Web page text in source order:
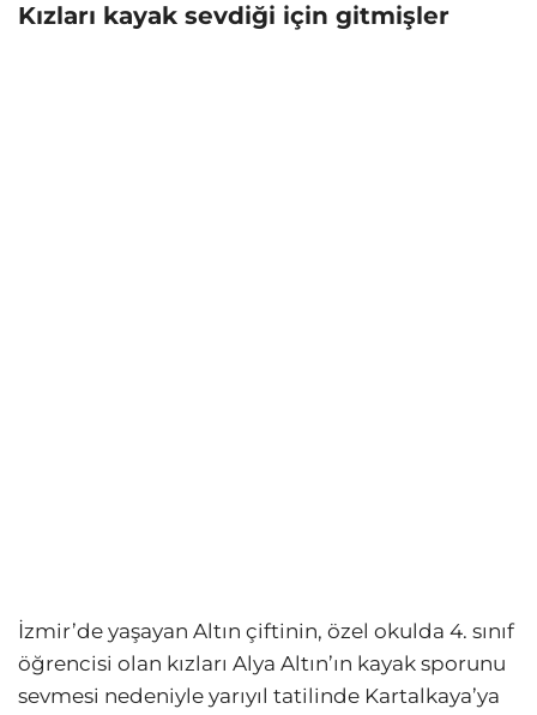
Kızları kayak sevdiği için gitmişler
İzmir’de yaşayan Altın çiftinin, özel okulda 4. sınıf
öğrencisi olan kızları Alya Altın’ın kayak sporunu
sevmesi nedeniyle yarıyıl tatilinde Kartalkaya’ya